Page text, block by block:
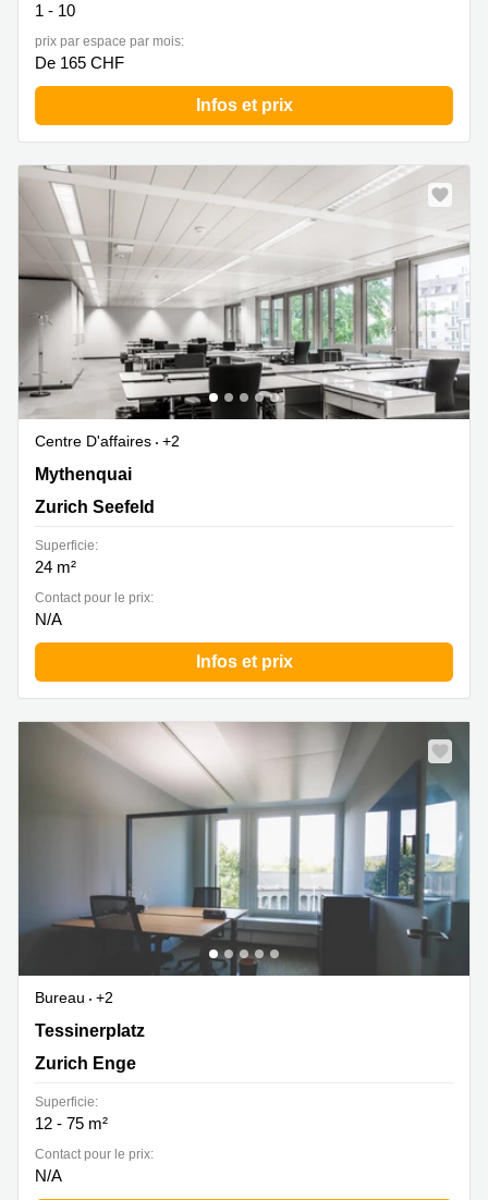
1 - 10
prix par espace par mois:
De 165 CHF
Infos et prix
Centre D'affaires
+2
Mythenquai 24, Zurich Seefeld
Mythenquai
Zurich Seefeld
Superficie:
24 m²
Contact pour le prix:
N/A
Infos et prix
Bureau
+2
Tessinerplatz 7, Zurich Enge
Tessinerplatz
Zurich Enge
Superficie:
12 - 75 m²
Contact pour le prix:
N/A